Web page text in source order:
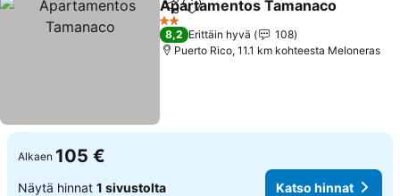
Jaa Lisää suosikkeihin
Apartamentos Tamanaco
2 Tähtiluokitus
8,2 Erittäin hyvä
108
Puerto Rico, 11.1 km kohteesta Meloneras
Alkaen 105 €
Näytä hinnat 1 sivustolta Katso hinnat